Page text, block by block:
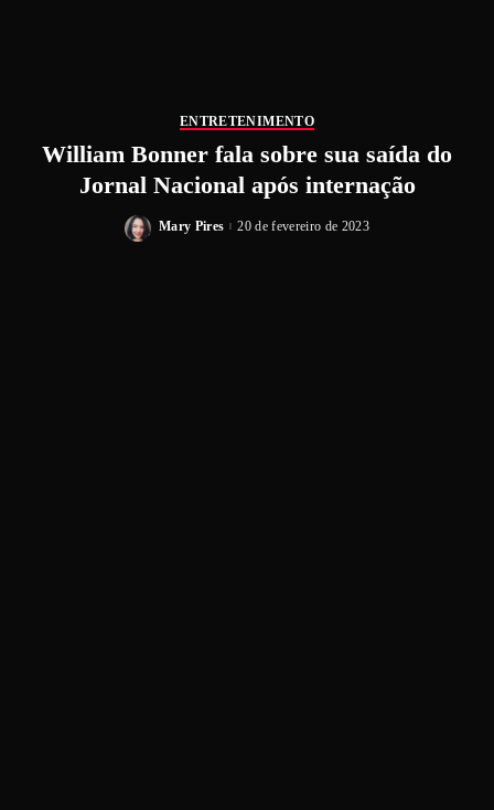
ENTRETENIMENTO
William Bonner fala sobre sua saída do
Jornal Nacional após internação
Mary Pires 20 de fevereiro de 2023